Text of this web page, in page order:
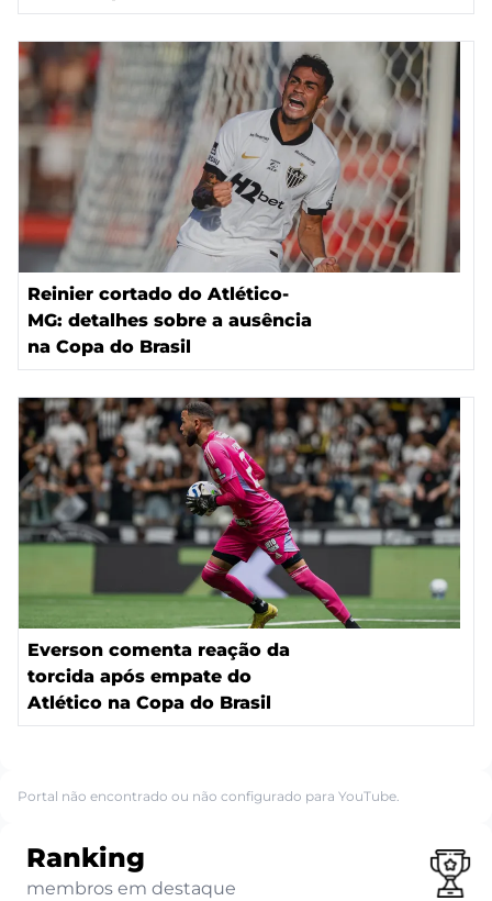
Reinier cortado do Atlético-
MG: detalhes sobre a ausência
na Copa do Brasil
Everson comenta reação da
torcida após empate do
Atlético na Copa do Brasil
Portal não encontrado ou não configurado para YouTube.
Ranking
membros em destaque